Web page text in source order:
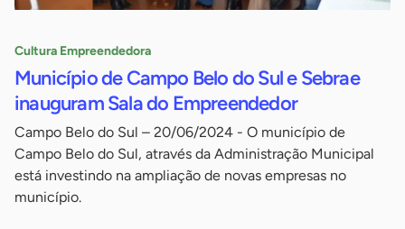
Cultura Empreendedora
Município de Campo Belo do Sul e Sebrae
inauguram Sala do Empreendedor
Campo Belo do Sul – 20/06/2024 - O município de
Campo Belo do Sul, através da Administração Municipal
está investindo na ampliação de novas empresas no
município.